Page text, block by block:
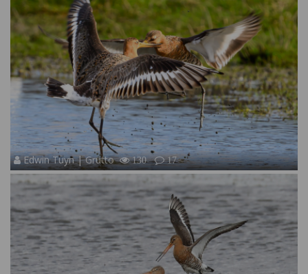
Edwin Tuyn | Grutto 130 17